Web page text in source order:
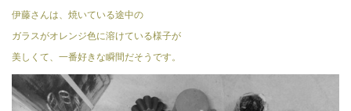
伊藤さんは、焼いている途中の
ガラスがオレンジ色に溶けている様子が
美しくて、一番好きな瞬間だそうです。